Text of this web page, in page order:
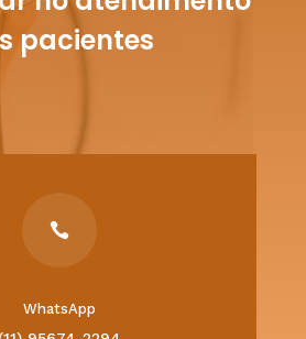
pacientes

WhatsApp